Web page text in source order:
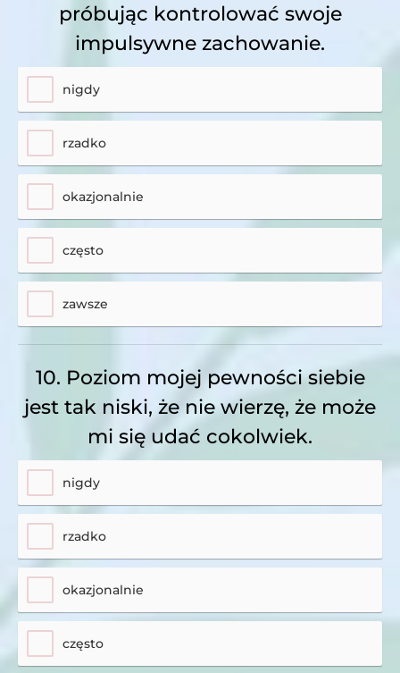
próbując kontrolować swoje
impulsywne zachowanie.
nigdy
rzadko
okazjonalnie
często
zawsze
10. Poziom mojej pewności siebie
jest tak niski, że nie wierzę, że może
mi się udać cokolwiek.
nigdy
rzadko
okazjonalnie
często